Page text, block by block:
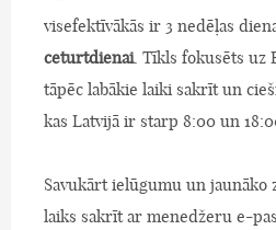
visefektīvākās ir 3 nedēļas
ceturtdienai. Tīkls fokusēts uz
tāpēc labākie laiki sakrīt un
kas Latvijā ir starp 8:00 un
Savukārt ielūgumu un jaunāko
laiks sakrīt ar menedžeru e-